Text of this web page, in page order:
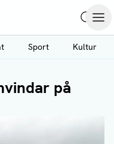
Sport Kultur
på